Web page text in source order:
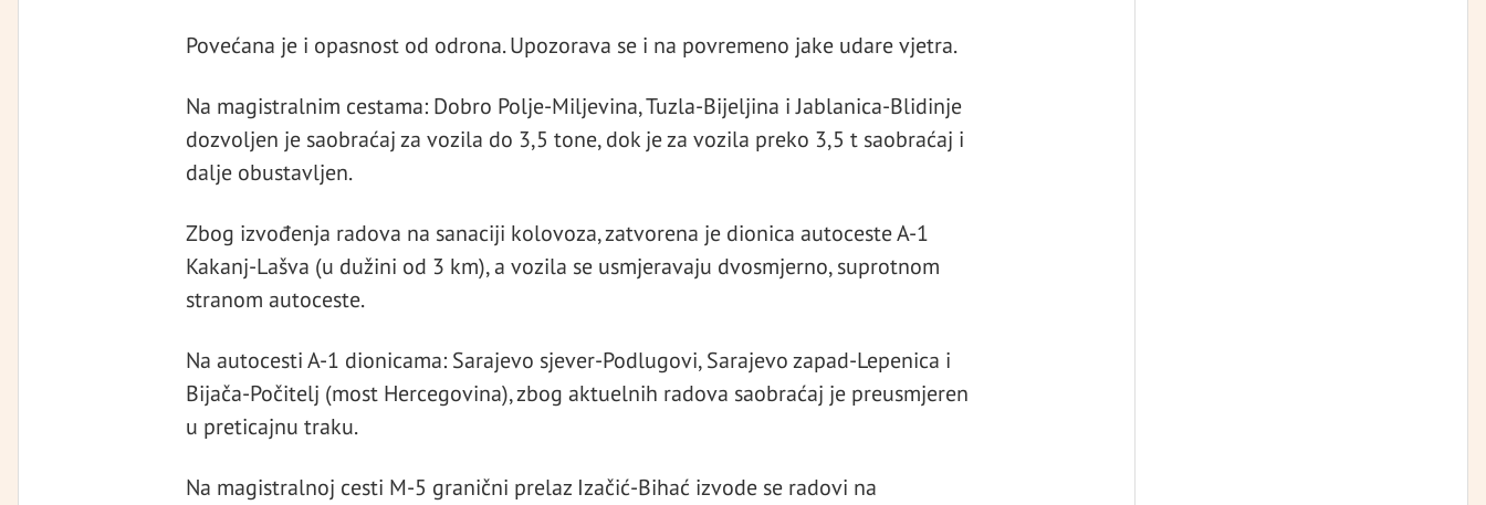
Povećana je i opasnost od odrona. Upozorava se i na povremeno jake udare vjetra.
Na magistralnim cestama: Dobro Polje-Miljevina, Tuzla-Bijeljina i Jablanica-Blidinje
dozvoljen je saobraćaj za vozila do 3,5 tone, dok je za vozila preko 3,5 t saobraćaj i
dalje obustavljen.
Zbog izvođenja radova na sanaciji kolovoza, zatvorena je dionica autoceste A-1
Kakanj-Lašva (u dužini od 3 km), a vozila se usmjeravaju dvosmjerno, suprotnom
stranom autoceste.
Na autocesti A-1 dionicama: Sarajevo sjever-Podlugovi, Sarajevo zapad-Lepenica i
Bijača-Počitelj (most Hercegovina), zbog aktuelnih radova saobraćaj je preusmjeren
u preticajnu traku.
Na magistralnoj cesti M-5 granični prelaz Izačić-Bihać izvode se radovi na